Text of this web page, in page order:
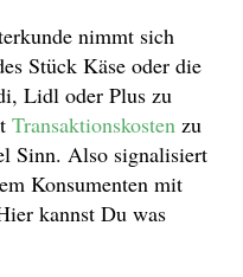
nimmt sich
Stück Käse oder die
Lidl oder Plus zu
Transaktionskosten zu
Sinn. Also signalisiert
Konsumenten mit
kannst Du was